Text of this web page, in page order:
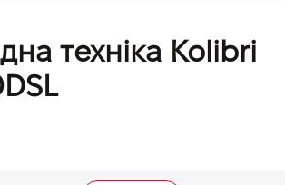
техніка Kolibri